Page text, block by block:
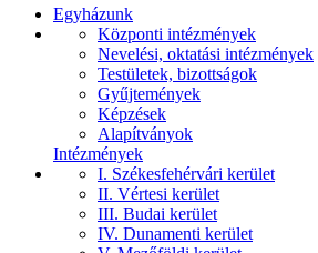
Egyházunk
Központi intézmények
Nevelési, oktatási intézmények
Testületek, bizottságok
Gyűjtemények
Képzések
Alapítványok
Intézmények
I. Székesfehérvári kerület
II. Vértesi kerület
III. Budai kerület
IV. Dunamenti kerület